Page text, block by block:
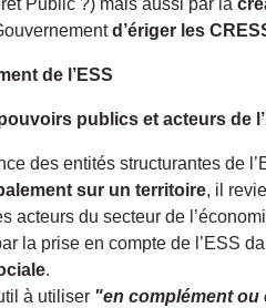
Public ?) mais aussi par la
d’ériger les
de l’ESS
publics et acteurs de
des entités structurantes de
sur un territoire, il
acteurs du secteur de
la prise en compte de l’ESS
.
à utiliser "en complément ou